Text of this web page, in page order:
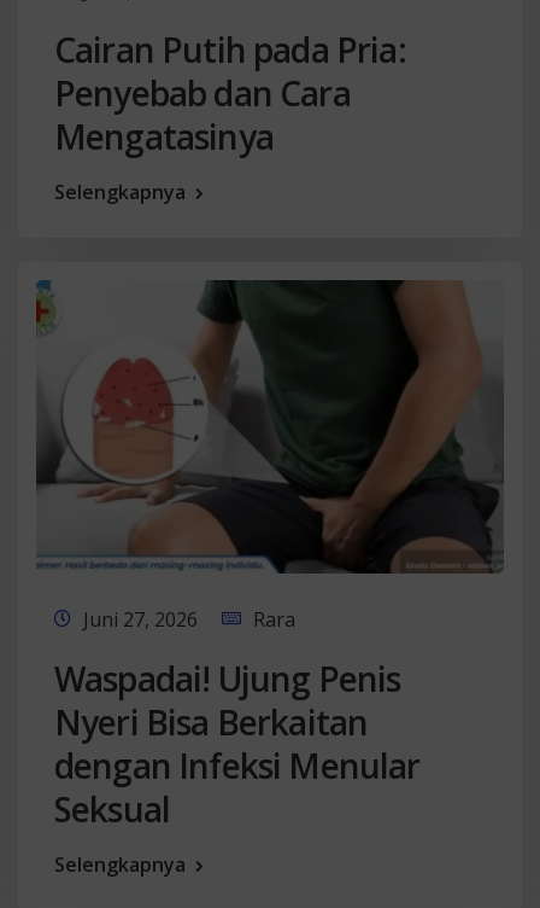
Cairan Putih pada Pria:
Penyebab dan Cara
Mengatasinya
Selengkapnya
Juni 27, 2026 Rara
Waspadai! Ujung Penis
Nyeri Bisa Berkaitan
dengan Infeksi Menular
Seksual
Selengkapnya